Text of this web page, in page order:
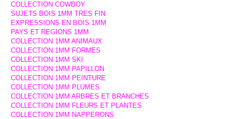
COLLECTION COWBOY
SUJETS BOIS 1MM TRES FIN
EXPRESSIONS EN BOIS 1MM
PAYS ET REGIONS 1MM
COLLECTION 1MM ANIMAUX
COLLECTION 1MM FORMES
COLLECTION 1MM SKI
COLLECTION 1MM PAPILLON
COLLECTION 1MM PEINTURE
COLLECTION 1MM PLUMES
COLLECTION 1MM ARBRES ET BRANCHES
COLLECTION 1MM FLEURS ET PLANTES
COLLECTION 1MM NAPPERONS